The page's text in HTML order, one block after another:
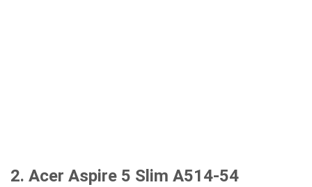
2. Acer Aspire 5 Slim A514-54